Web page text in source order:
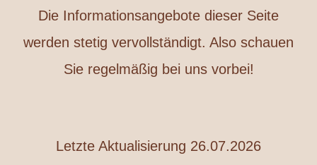
Die Informationsangebote dieser Seite
werden stetig vervollständigt. Also schauen
Sie regelmäßig bei uns vorbei!
Letzte Aktualisierung 26.07.2026